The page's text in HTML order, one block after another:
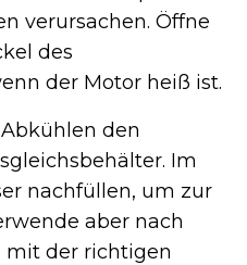
verursachen. Öffne
des
der Motor heiß ist.
den
Im
nachfüllen, um zur
aber nach
der richtigen